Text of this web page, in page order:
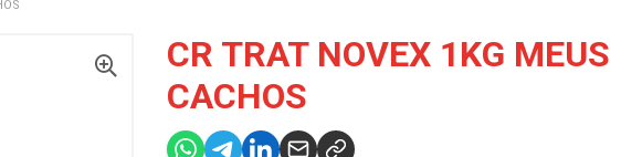
CR TRAT NOVEX 1KG MEUS
CACHOS